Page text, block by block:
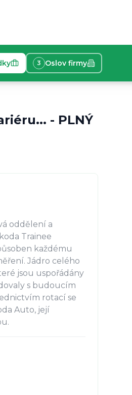
3 Oslov firmy
- PLNÝ
oddělení a
Trainee
každému
Jádro celého
jsou uspořádány
s budoucím
rotací se
Auto, její